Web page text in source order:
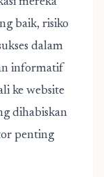
baik, risiko
dalam
informatif
ke website
dihabiskan
penting